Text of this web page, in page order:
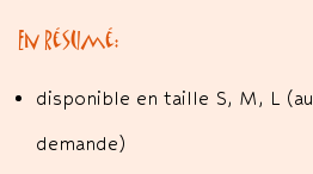
En résumé:
disponible en taille S, M, L
demande)